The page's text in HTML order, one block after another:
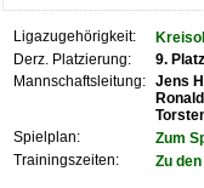
Ligazugehörigkeit:
Derz. Platzierung:
9. Platz
Mannschaftsleitung: Jens
Spielplan:
Zum
Trainingszeiten:
Zu